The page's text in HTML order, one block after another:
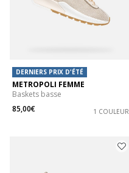
DERNIERS PRIX D'ÉTÉ
METROPOLI FEMME
Baskets basse
85,00€
1 COULEUR